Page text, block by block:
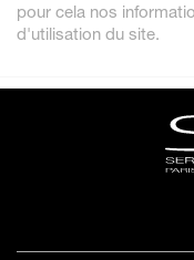
pour cela nos
d'utilisation du site.